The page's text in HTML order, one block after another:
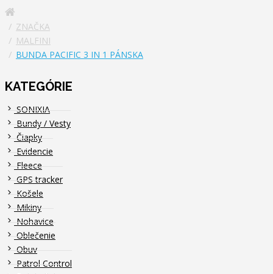
ZNAČKA
MALFINI
BUNDA PACIFIC 3 IN 1 PÁNSKA
KATEGÓRIE
SONIXIA
Bundy / Vesty
Čiapky
Evidencie
Fleece
GPS tracker
Košele
Mikiny
Nohavice
Oblečenie
Obuv
Patrol Control